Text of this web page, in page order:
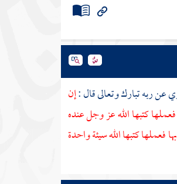
عن ربه تبارك وتعالى قال :إن
كتبها الله عز وجل عنده
كتبها الله سيئة واحدة